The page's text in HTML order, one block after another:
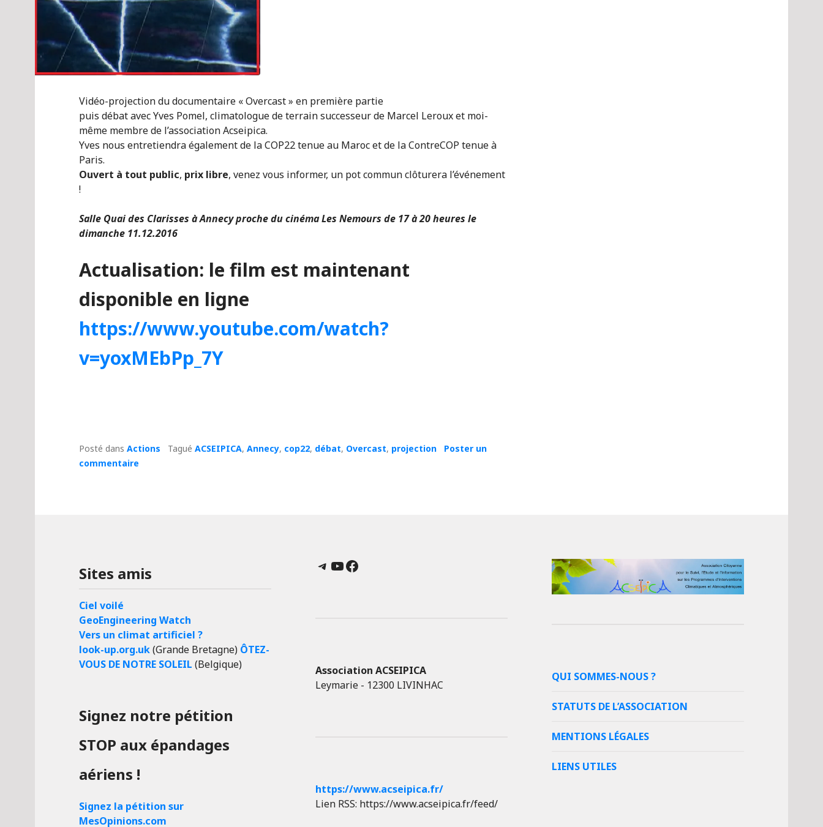
Vidéo-projection du documentaire « Overcast » en première partie
puis débat avec Yves Pomel, climatologue de terrain successeur de Marcel Leroux et moi-
même membre de l’association Acseipica.
Yves nous entretiendra également de la COP22 tenue au Maroc et de la ContreCOP tenue à
Paris.
Ouvert à tout public, prix libre, venez vous informer, un pot commun clôturera l’événement
!
Salle Quai des Clarisses à Annecy proche du cinéma Les Nemours de 17 à 20 heures le
dimanche 11.12.2016
Actualisation: le film est maintenant
disponible en ligne
https://www.youtube.com/watch?
v=yoxMEbPp_7Y
Posté dans Actions Tagué ACSEIPICA, Annecy, cop22, débat, Overcast, projection
Poster un
commentaire
Sites amis
Ciel voilé
GeoEngineering Watch
Vers un climat artificiel ?
look-up.org.uk(Grande Bretagne) ÔTEZ-
VOUS DE NOTRE SOLEIL (Belgique)
Signez notre pétition
STOP aux épandages
aériens !
Signez la pétition sur
MesOpinions.com
Telegram
YouTube
Facebook
Association ACSEIPICA
Leymarie - 12300 LIVINHAC
https://www.acseipica.fr/
Lien RSS: https://www.acseipica.fr/feed/
QUI SOMMES-NOUS ?
STATUTS DE L’ASSOCIATION
MENTIONS LÉGALES
LIENS UTILES